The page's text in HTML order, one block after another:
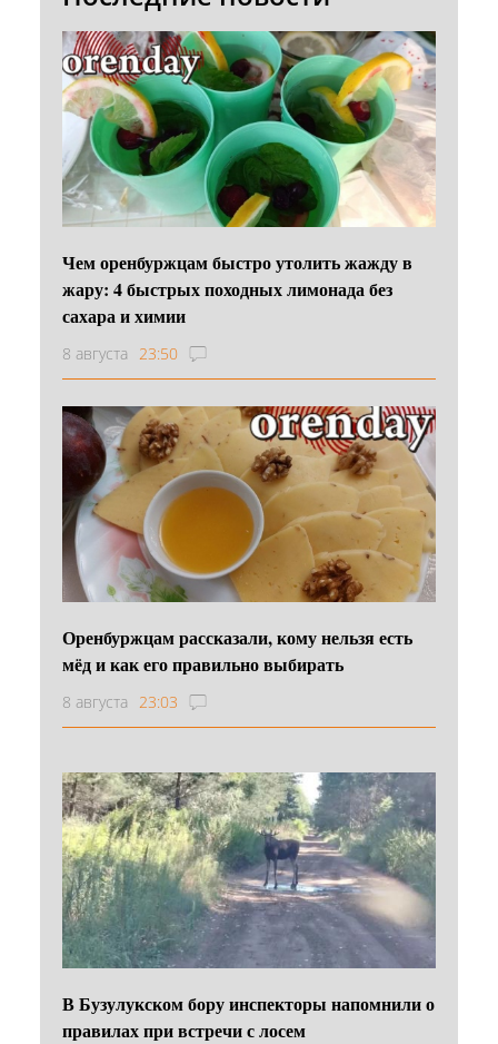
Чем оренбуржцам быстро утолить жажду в
жару: 4 быстрых походных лимонада без
сахара и химии
8 августа 23:50
Оренбуржцам рассказали, кому нельзя есть
мёд и как его правильно выбирать
8 августа 23:03
В Бузулукском бору инспекторы напомнили о
правилах при встречи с лосем